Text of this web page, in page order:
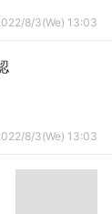
8/3(We) 13:03
8/3(We) 13:03